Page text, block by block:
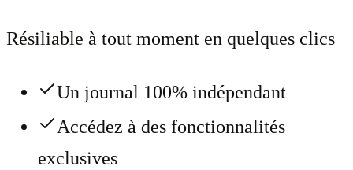
Résiliable à tout moment en quelques clics
Un journal 100% indépendant
Accédez à des fonctionnalités
exclusives